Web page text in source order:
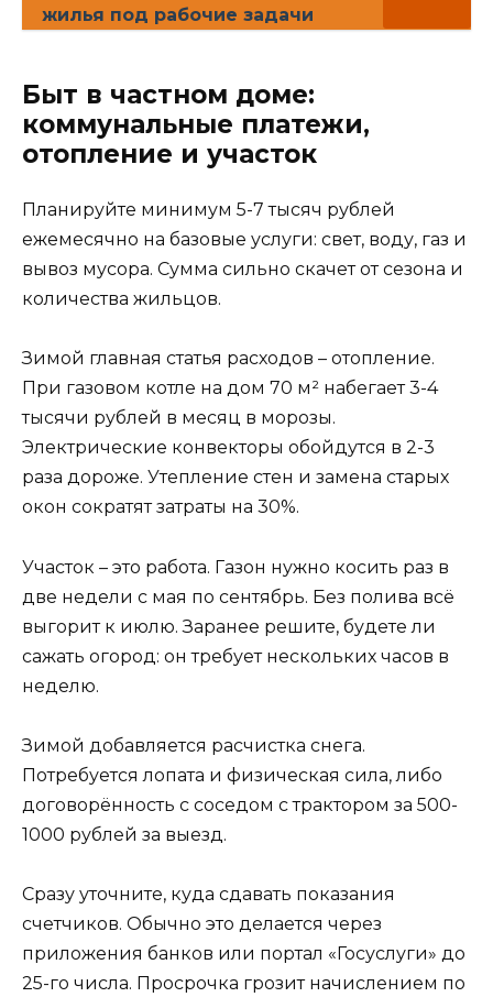
жилья под рабочие задачи
Быт в частном доме:
коммунальные платежи,
отопление и участок
Планируйте минимум 5-7 тысяч рублей
ежемесячно на базовые услуги: свет, воду, газ и
вывоз мусора. Сумма сильно скачет от сезона и
количества жильцов.
Зимой главная статья расходов – отопление.
При газовом котле на дом 70 м² набегает 3-4
тысячи рублей в месяц в морозы.
Электрические конвекторы обойдутся в 2-3
раза дороже. Утепление стен и замена старых
окон сократят затраты на 30%.
Участок – это работа. Газон нужно косить раз в
две недели с мая по сентябрь. Без полива всё
выгорит к июлю. Заранее решите, будете ли
сажать огород: он требует нескольких часов в
неделю.
Зимой добавляется расчистка снега.
Потребуется лопата и физическая сила, либо
договорённость с соседом с трактором за 500-
1000 рублей за выезд.
Сразу уточните, куда сдавать показания
счетчиков. Обычно это делается через
приложения банков или портал «Госуслуги» до
25-го числа. Просрочка грозит начислением по